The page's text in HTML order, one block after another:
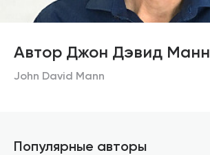
Автор Джон Дэвид Манн
John David Mann
Популярные авторы